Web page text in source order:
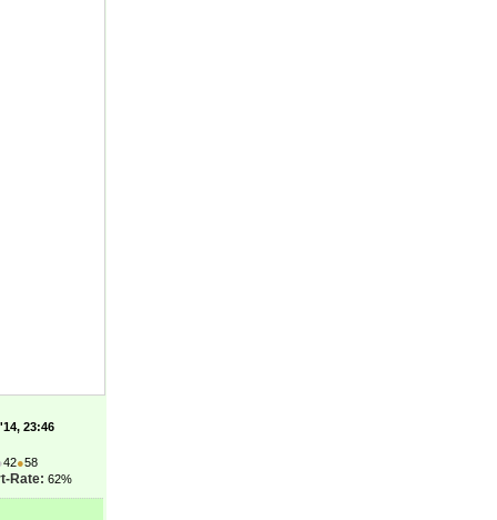
23:46
42●58
Rate: 62%